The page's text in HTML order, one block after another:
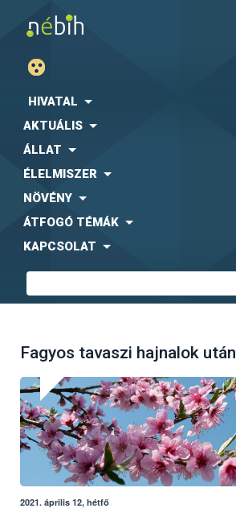
HIVATAL
AKTUÁLIS
ÁLLAT
ÉLELMISZER
NÖVÉNY
ÁTFOGÓ TÉMÁK
KAPCSOLAT
Fagyos tavaszi hajnalok után
2021. április 12, hétfő